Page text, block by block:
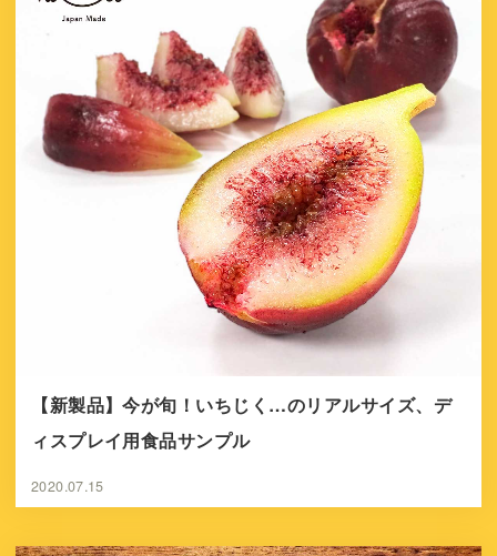
【新製品】今が旬！いちじく…のリアルサイズ、デ
ィスプレイ用食品サンプル
2020.07.15